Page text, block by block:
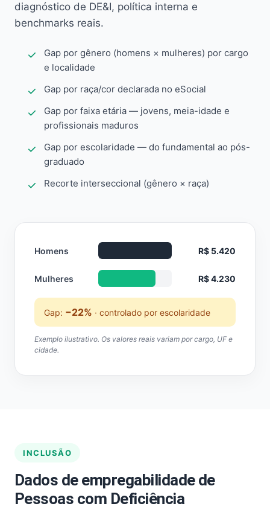
diagnóstico de DE&I, política interna e
benchmarks reais.
Gap por gênero (homens × mulheres) por cargo
e localidade
Gap por raça/cor declarada no eSocial
Gap por faixa etária — jovens, meia-idade e
profissionais maduros
Gap por escolaridade — do fundamental ao pós-
graduado
Recorte interseccional (gênero × raça)
Homens R$ 5.420
Mulheres R$ 4.230
Gap: −22% · controlado por escolaridade
Exemplo ilustrativo. Os valores reais variam por cargo, UF e
cidade.
INCLUSÃO
Dados de empregabilidade de
Pessoas com Deficiência